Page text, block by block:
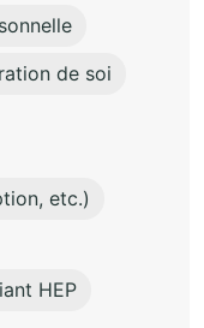
de soi
etc.)
HEP